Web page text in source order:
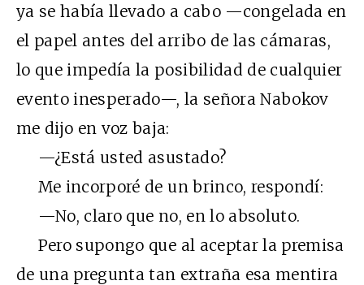
ya se había llevado a cabo —congelada en
el papel antes del arribo de las cámaras,
lo que impedía la posibilidad de cualquier
evento inesperado—, la señora Nabokov
me dijo en voz baja:
—¿Está usted asustado?
Me incorporé de un brinco, respondí:
—No, claro que no, en lo absoluto.
Pero supongo que al aceptar la premisa
de una pregunta tan extraña esa mentira